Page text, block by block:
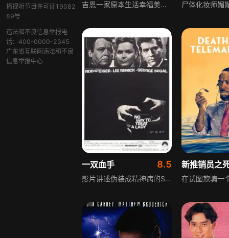
播视听节目许可证19082
89号
违法和不良信息举报电
话：400-0000-2345
广东省互联网违法和不良
信息举报中心
吉恩一家原本生活幸福美满，丈夫吉恩兢兢业业和善慈祥，妻子海伦温柔贤淑端庄大方，子女尼古拉斯和苏菲也分外听话。然而，一个不速之客的到来搅乱了家中的一切。某天，吉恩从实验室带回一只小老鼠，这个小家伙仿佛具有恐怖魔力，接触它的人全部性情大变，混乱不断升级。本片荣获1998年Sitges国际电影节最佳女主角奖。
一双血手 8.5
影片讲述伪装成精神病的Steiger以杀害多名女性为乐，玩起猫捉老鼠的悬疑游戏。负责此案的侦探西格尔调查发现，所有受害者都是坠入爱河的女孩，随着调查推进，西格尔锁定一名新出现的女孩，她极有可能成为凶手的下一个目标，一场围绕连环凶案的追踪与博弈就此展开。
新推销员之